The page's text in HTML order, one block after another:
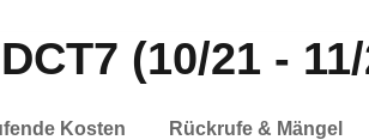
(10/21 -
Kosten Rückrufe & Mängel